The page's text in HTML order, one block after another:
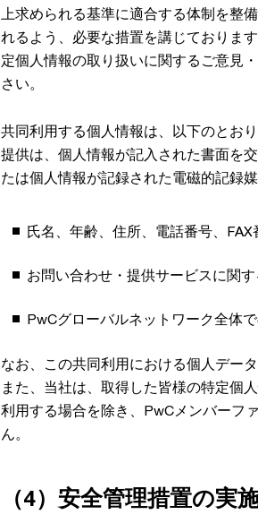
上求められる基準に適合する体制を整
れるよう、必要な措置を講じておりま
定個人情報の取り扱いに関するご意見
さい。
共同利用する個人情報は、以下のとお
提供は、個人情報が記入された書面を
たは個人情報が記録された電磁的記録
氏名、年齢、住所、電話番号、
お問い合わせ・提供サービスに関
PwCグローバルネットワーク全体
なお、この共同利用における個人デー
また、当社は、取得した皆様の特定個
利用する場合を除き、PwCメンバーフ
ん。
（4）安全管理措置の実